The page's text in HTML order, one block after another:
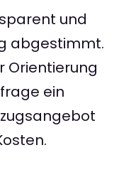
und
abgestimmt.
Orientierung
ein